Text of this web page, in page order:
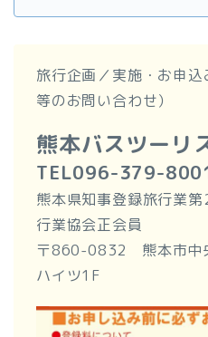
旅行企画／実施・お申
等のお問い合わせ）
熊本バスツーリ
TEL096-379-
熊本県知事登録旅行業
行業協会正会員
〒860-0832 熊本市中
ハイツ1F